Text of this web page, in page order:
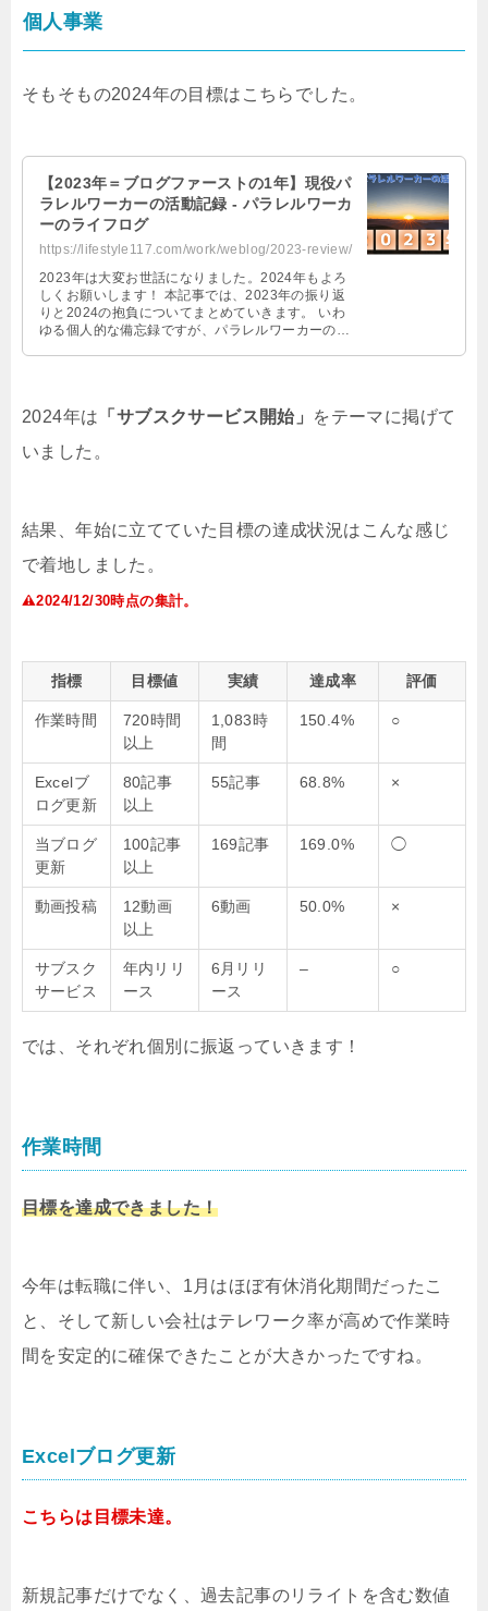
個人事業
そもそもの2024年の目標はこちらでした。
【2023年＝ブログファーストの1年】現役パ
ラレルワーカーの活動記録 - パラレルワーカ
ーのライフログ
https://lifestyle117.com/work/weblog/2023-review/
2023年は大変お世話になりました。2024年もよろ
しくお願いします！ 本記事では、2023年の振り返
りと2024の抱負についてまとめていきます。 いわ
ゆる個人的な備忘録ですが、パラレルワーカーの方
2024年は 「サブスクサービス開始」
をテーマに掲げて
いました。
結果、年始に立てていた目標の達成状況はこんな感じ
で着地しました。
2024/12/30時点の集計。
指標 目標値 実績 達成率 評価
作業時間
720時間
以上
1,083時
間
150.4% ○
Excelブ
ログ更新
80記事
以上
55記事 68.8% ×
当ブログ
更新
100記事
以上
169記事 169.0% ◯
動画投稿
12動画
以上
6動画 50.0% ×
サブスク
サービス
年内リリ
ース
6月リリ
ース
– ○
では、それぞれ個別に振返っていきます！
作業時間
目標を達成できました！
今年は転職に伴い、1月はほぼ有休消化期間だったこ
と、そして新しい会社はテレワーク率が高めで作業時
間を安定的に確保できたことが大きかったですね。
Excelブログ更新
こちらは目標未達。
新規記事だけでなく、過去記事のリライトを含む数値